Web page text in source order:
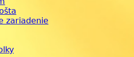
zariadenie